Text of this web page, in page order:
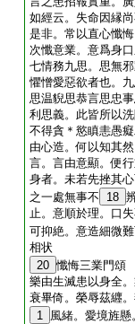
如經云。失命因縁
是非。常以直心懺
次懺意業。意爲身
七情務九思。思無
懼憎愛惡欲者也。
思温貎思恭言思忠
利思義。此皆所以
不得貪＊慾瞋恚愚
由心造。何以知其
言。言由意顯。便
身者。未若先挫其
之一處無事不
18
止。意順於理。口
可抑絶。意造細微
相状
20 懺悔三業門頌
樂由生滅患以身全
衰畢倚。榮辱茲纒
1 風緒。愛境旌